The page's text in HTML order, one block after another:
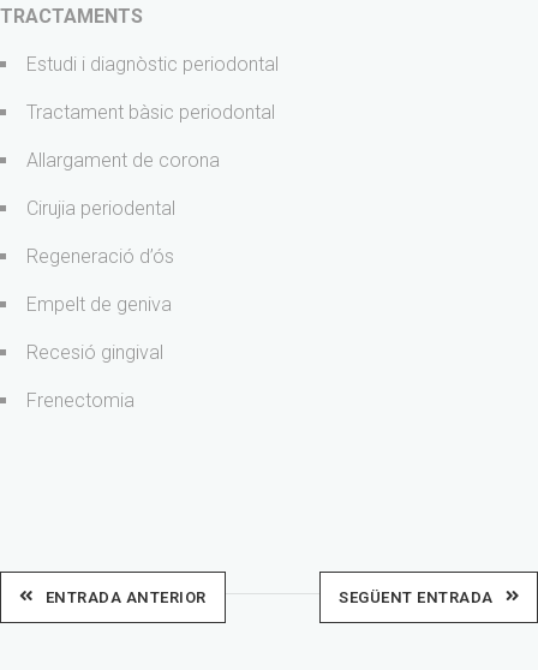
TRACTAMENTS
Estudi i diagnòstic periodontal
Tractament bàsic periodontal
Allargament de corona
Cirujia periodental
Regeneració d’ós
Empelt de geniva
Recesió gingival
Frenectomia
ENTRADA ANTERIOR SEGÜENT ENTRADA